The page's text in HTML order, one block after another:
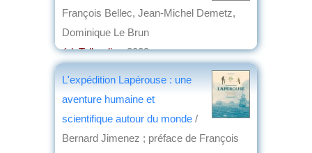
François Bellec, Jean-Michel Demetz,
Dominique Le Brun
éd. Tallandier, 2023
L'expédition Lapérouse : une
aventure humaine et
scientifique autour du monde /
Bernard Jimenez ; préface de François